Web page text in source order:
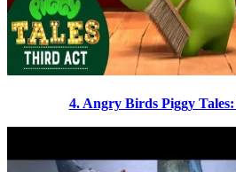
4. Angry Birds Piggy Tales: